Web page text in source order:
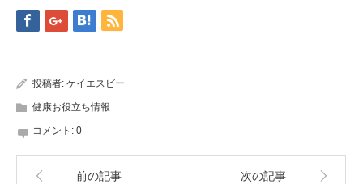
投稿者: ケイエスビー
健康お役立ち情報
コメント: 0
前の記事 次の記事